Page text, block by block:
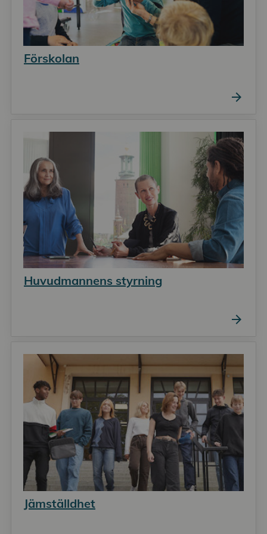
Förskolan
arrow_forward
Huvudmannens styrning
arrow_forward
Jämställdhet